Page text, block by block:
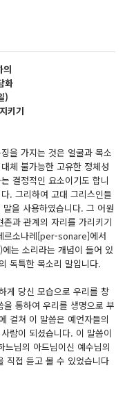
의
화
)
키기
을 가지는 것은 얼굴과 목소
체 불가능한 고유한 정체성
결정적인 요소이기도 합니
. 그리하여 고대 그리스인들
을 사용하였습니다. 그 어원
과 관계의 자리를 가리키기
르소나레[per-sonare]에서
는 소리라는 개념이 들어 있
독특한 목소리 말입니다.
게 당신 모습으로 우리를 창
통하여 우리를 생명으로 부
걸쳐 이 말씀은 예언자들의
람이 되셨습니다. 이 말씀이
님의 아드님이신 예수님의
직접 듣고 볼 수 있었습니다